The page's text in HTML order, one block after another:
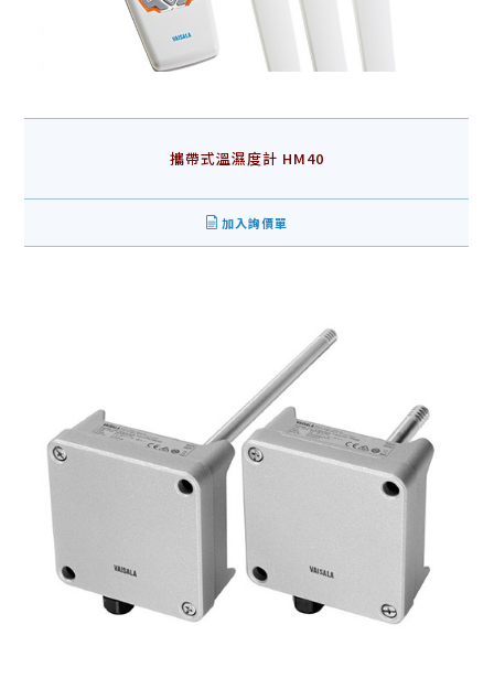
攜帶式溫濕度計 HM40
加入詢價單